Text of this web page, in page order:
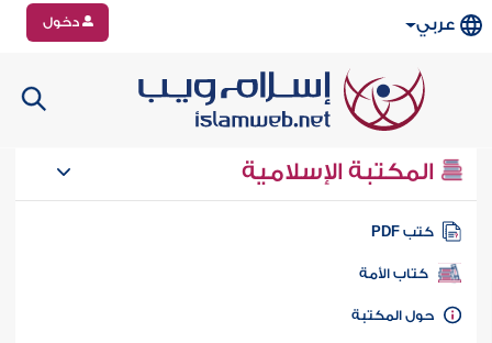
عربي دخول
المكتبة الإسلامية
كتب PDF
كتاب الأمة